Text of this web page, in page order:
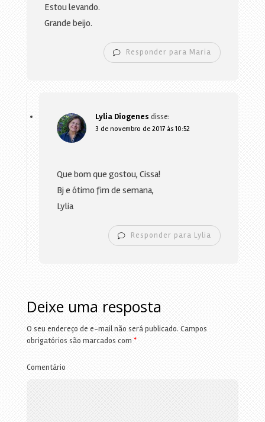
Estou levando.
Grande beijo.
Responder para Maria
Lylia Diogenes disse:
3 de novembro de 2017 às 10:52
Que bom que gostou, Cissa!
Bj e ótimo fim de semana,
Lylia
Responder para Lylia
Deixe uma resposta
O seu endereço de e-mail não será publicado. Campos
obrigatórios são marcados com *
Comentário